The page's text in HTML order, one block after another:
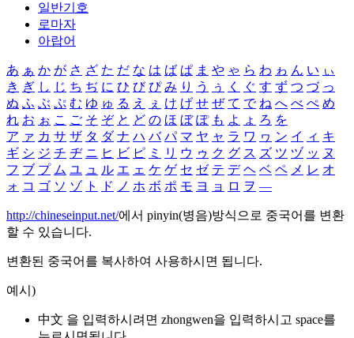
일반기호
로마자
아랍어
あ ぁ か が さ ざ た だ な は ば ぱ ま や ゃ ら わ ゎ ん い ぃ
き ぎ し じ ち ぢ に ひ び ぴ み り う ぅ く ぐ す ず つ づ っ
ぬ ふ ぶ ぷ む ゆ ゅ る え ぇ け げ せ ぜ て で ね へ べ ぺ め
れ お ぉ こ ご そ ぞ と ど の ほ ぼ ぽ も よ ょ ろ を
ア ァ カ サ ザ タ ダ ナ ハ バ パ マ ヤ ャ ラ ワ ヮ ン イ ィ キ
ギ シ ジ チ ヂ ニ ヒ ビ ピ ミ リ ウ ゥ ク グ ス ズ ツ ヅ ッ ヌ
フ ブ プ ム ユ ュ ル エ ェ ケ ゲ セ ゼ テ デ ヘ ベ ペ メ レ オ
ォ コ ゴ ソ ゾ ト ド ノ ホ ボ ポ モ ヨ ョ ロ ヲ ―
http://chineseinput.net/에서 pinyin(병음)방식으로 중국어를 변환
할 수 있습니다.
변환된 중국어를 복사하여 사용하시면 됩니다.
예시)
中文 을 입력하시려면 zhongwen을 입력하시고 space를